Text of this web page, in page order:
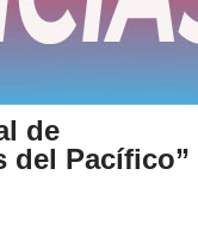
de
del Pacífico”